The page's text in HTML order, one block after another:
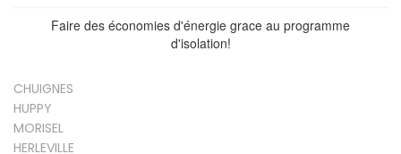
Faire des économies d'énergie grace au programme
d'isolation!
CHUIGNES
HUPPY
MORISEL
HERLEVILLE